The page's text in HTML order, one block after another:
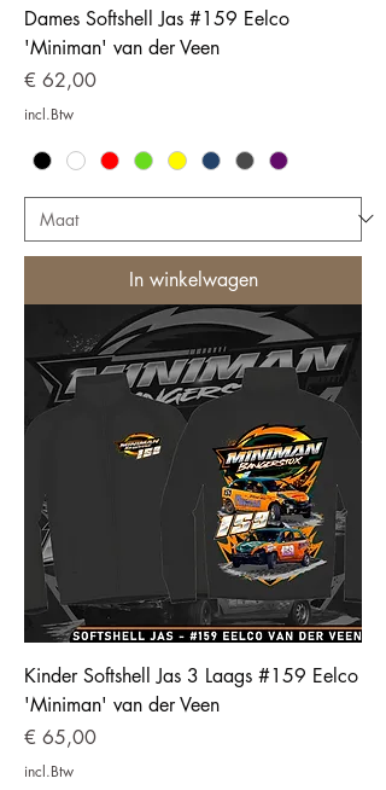
Dames Softshell Jas #159 Eelco
'Miniman' van der Veen
Prijs
€ 62,00
incl.Btw
In winkelwagen
Kinder Softshell Jas 3 Laags #159 Eelco
'Miniman' van der Veen
Prijs
€ 65,00
incl.Btw